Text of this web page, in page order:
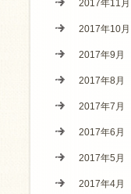
2017年11月
2017年10月
2017年9月
2017年8月
2017年7月
2017年6月
2017年5月
2017年4月